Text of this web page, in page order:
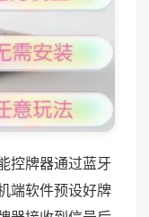
控牌器通过蓝牙
端软件预设好牌